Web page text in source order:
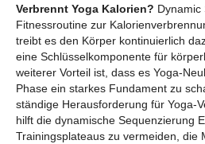
Verbrennt Yoga Kalorien? Dynamic
Fitnessroutine zur
treibt es den Körper kontinuierlich
eine Schlüsselkomponente für
weiterer Vorteil ist, dass es Yoga-
Phase ein starkes Fundament zu
ständige Herausforderung für Yoga-
hilft die dynamische Sequenzierung
Trainingsplateaus zu vermeiden, die